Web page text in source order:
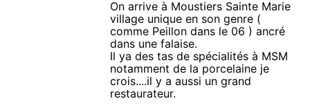
On arrive à Moustiers Sainte Marie
village unique en son genre (
comme Peillon dans le 06 ) ancré
dans une falaise.
Il ya des tas de spécialités à MSM
notamment de la porcelaine je
crois....il y a aussi un grand
restaurateur.